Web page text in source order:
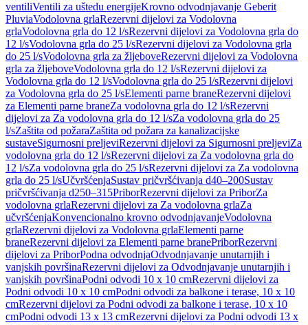
ventiliVentili za uštedu energijeKrovno odvodnjavanje Geberit
PluviaVodolovna grlaRezervni dijelovi za Vodolovna
grlaVodolovna grla do 12 l/sRezervni dijelovi za Vodolovna grla do
12 l/sVodolovna grla do 25 l/sRezervni dijelovi za Vodolovna grla
do 25 l/sVodolovna grla za žljeboveRezervni dijelovi za Vodolovna
grla za žljeboveVodolovna grla do 12 l/sRezervni dijelovi za
Vodolovna grla do 12 l/sVodolovna grla do 25 l/sRezervni dijelovi
za Vodolovna grla do 25 l/sElementi parne braneRezervni dijelovi
za Elementi parne braneZa vodolovna grla do 12 l/sRezervni
dijelovi za Za vodolovna grla do 12 l/sZa vodolovna grla do 25
l/sZaštita od požaraZaštita od požara za kanalizacijske
sustaveSigurnosni preljeviRezervni dijelovi za Sigurnosni preljeviZa
vodolovna grla do 12 l/sRezervni dijelovi za Za vodolovna grla do
12 l/sZa vodolovna grla do 25 l/sRezervni dijelovi za Za vodolovna
grla do 25 l/sUčvršćenjaSustav pričvršćivanja d40–200Sustav
pričvršćivanja d250–315PriborRezervni dijelovi za PriborZa
vodolovna grlaRezervni dijelovi za Za vodolovna grlaZa
učvršćenjaKonvencionalno krovno odvodnjavanjeVodolovna
grlaRezervni dijelovi za Vodolovna grlaElementi parne
braneRezervni dijelovi za Elementi parne branePriborRezervni
dijelovi za PriborPodna odvodnjaOdvodnjavanje unutarnjih i
vanjskih površinaRezervni dijelovi za Odvodnjavanje unutarnjih i
vanjskih površinaPodni odvodi 10 x 10 cmRezervni dijelovi za
Podni odvodi 10 x 10 cmPodni odvodi za balkone i terase, 10 x 10
cmRezervni dijelovi za Podni odvodi za balkone i terase, 10 x 10
cmPodni odvodi 13 x 13 cmRezervni dijelovi za Podni odvodi 13 x